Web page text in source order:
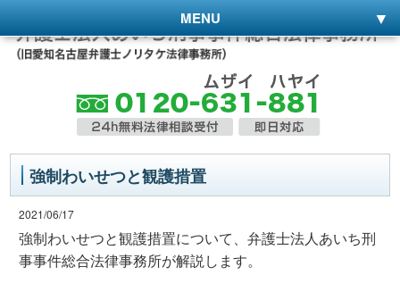
MENU
強制わいせつと観護措置
2021/06/17
強制わいせつと観護措置について、弁護士法人あいち刑
事事件総合法律事務所が解説します。